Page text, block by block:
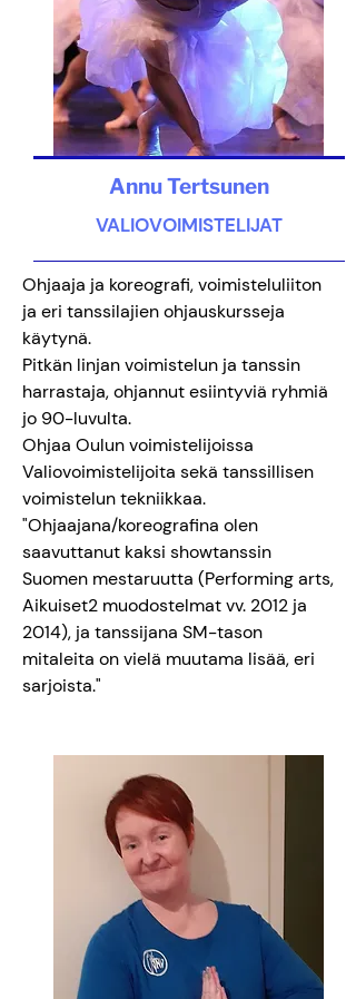
Annu Tertsunen
VALIOVOIMISTELIJAT
Ohjaaja ja koreografi, voimisteluliiton
ja eri tanssilajien ohjauskursseja
käytynä.
Pitkän linjan voimistelun ja tanssin
harrastaja, ohjannut esiintyviä ryhmiä
jo 90-luvulta.
Ohjaa Oulun voimistelijoissa
Valiovoimistelijoita sekä tanssillisen
voimistelun tekniikkaa.
"Ohjaajana/koreografina olen
saavuttanut kaksi showtanssin
Suomen mestaruutta (Performing arts,
Aikuiset2 muodostelmat vv. 2012 ja
2014), ja tanssijana SM-tason
mitaleita on vielä muutama lisää, eri
sarjoista."